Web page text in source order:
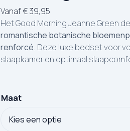
Vanaf€39,95
Het Good Morning Jeanne Green
romantische botanische
renforcé. Deze luxe bedset voor
slaapkamer en optimaal
Maat